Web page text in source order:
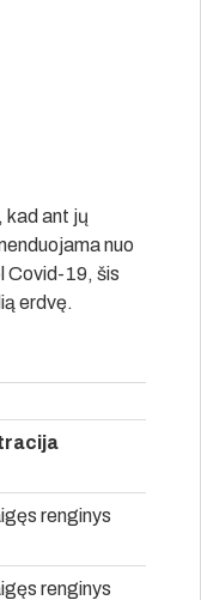
kad ant jų
nuo
Covid-19, šis
erdvę.
renginys
renginys